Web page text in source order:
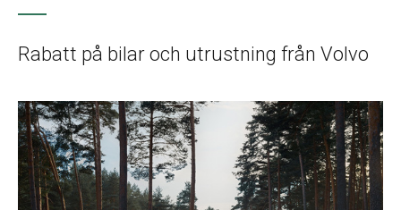
Rabatt på bilar och utrustning från Volvo